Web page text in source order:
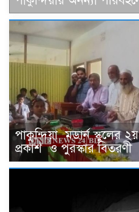
পাকুন্দিয়া মডার্ন স্কুলের
প্রকাশ ও পুরস্কার বিতরণী